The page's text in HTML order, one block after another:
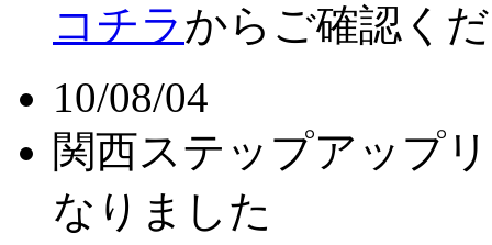
コチラからご確認く
10/08/04
関西ステップアップ
なりました